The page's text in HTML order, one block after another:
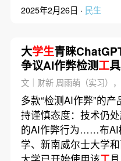
2025年2月26日 · 民生
大学生青睐
争议AI作弊检测工
观察
文｜财新 周雨萌（实习）
多款“检测AI作弊”的
持谨慎态度：技术仍
的AI作弊行为……布AI
学、新南威尔士大学